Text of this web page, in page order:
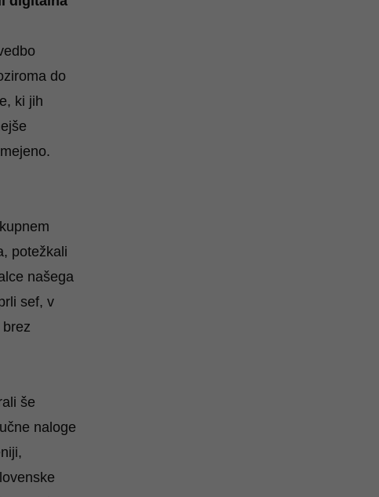
do
ki jih
potežkali
našega
sef, v
še
naloge